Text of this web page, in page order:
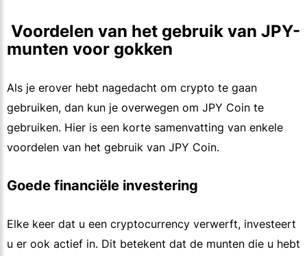
munten voor gokken
Als je erover hebt nagedacht om crypto te gaan
gebruiken, dan kun je overwegen om JPY Coin te
gebruiken. Hier is een korte samenvatting van enkele
voordelen van het gebruik van JPY Coin.
Goede financiële investering
Elke keer dat u een cryptocurrency verwerft, investeert
u er ook actief in. Dit betekent dat de munten die u hebt